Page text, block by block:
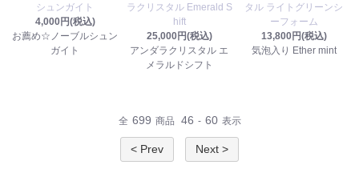
シュンガイト
4,000円(税込)
お薦め☆ノーブルシュン
ガイト
ラクリスタル Emerald S
hift
25,000円(税込)
アンダラクリスタル エ
メラルドシフト
タル ライトグリーンシ
ーフォーム
13,800円(税込)
気泡入り Ether mint
全 699 商品 46 - 60 表示
< Prev Next >